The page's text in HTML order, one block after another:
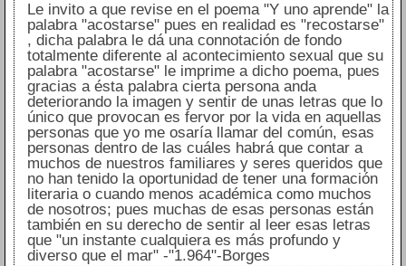
Le invito a que revise en el poema "Y uno aprende" la
palabra "acostarse" pues en realidad es "recostarse"
, dicha palabra le dá una connotación de fondo
totalmente diferente al acontecimiento sexual que su
palabra "acostarse" le imprime a dicho poema, pues
gracias a ésta palabra cierta persona anda
deteriorando la imagen y sentir de unas letras que lo
único que provocan es fervor por la vida en aquellas
personas que yo me osaría llamar del común, esas
personas dentro de las cuáles habrá que contar a
muchos de nuestros familiares y seres queridos que
no han tenido la oportunidad de tener una formación
literaria o cuando menos académica como muchos
de nosotros; pues muchas de esas personas están
también en su derecho de sentir al leer esas letras
que "un instante cualquiera es más profundo y
diverso que el mar" -"1.964"-Borges